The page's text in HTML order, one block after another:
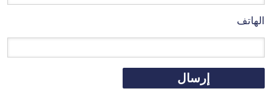
الهاتف